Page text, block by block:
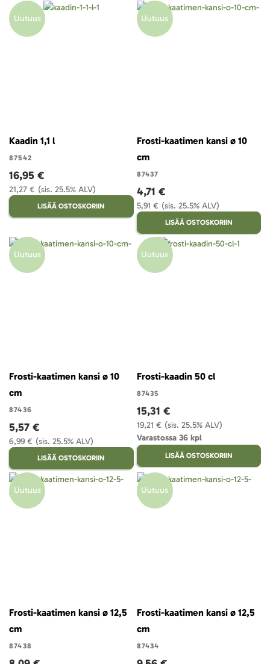
Uutuus
Kaadin 1,1 l
87542
(sis. 25.5% ALV)
21,27 €
16,95 €
LISÄÄ OSTOSKORIIN
Uutuus
Frosti-kaatimen kansi ø 10
cm
87437
(sis. 25.5% ALV)
5,91 €
4,71 €
LISÄÄ OSTOSKORIIN
Uutuus
Frosti-kaatimen kansi ø 10
cm
87436
(sis. 25.5% ALV)
6,99 €
5,57 €
LISÄÄ OSTOSKORIIN
Uutuus
Frosti-kaadin 50 cl
87435
(sis. 25.5% ALV)
19,21 €
15,31 €
Varastossa 36 kpl
LISÄÄ OSTOSKORIIN
Uutuus
Frosti-kaatimen kansi ø 12,5
cm
87438
Uutuus
Frosti-kaatimen kansi ø 12,5
cm
87434